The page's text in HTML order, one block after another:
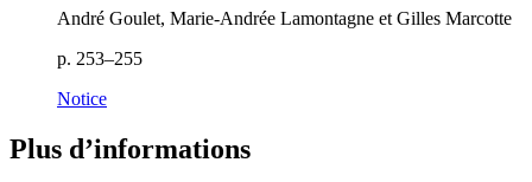
André Goulet, Marie-Andrée Lamontagne et Gilles Marcotte
p. 253–255
Notice
Plus d’informations